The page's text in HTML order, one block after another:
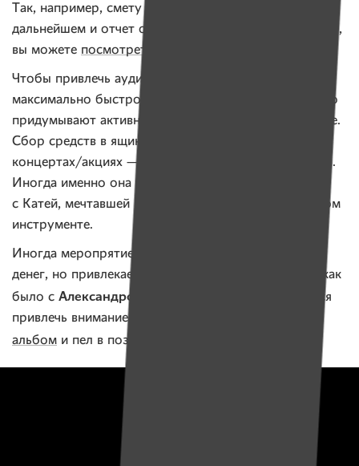
Так, например, смету проекта «Клубный дом» (а в
дальнейшем и отчет о потраченных пожертвованиях),
вы можете посмотреть здесь.
Чтобы привлечь аудитории и завершить сбор
максимально быстро, авторы каждого проекта часто
придумывают активности, в том числе и офлайновые.
Сбор средств в ящики на благотворительных
концертах/акциях — одна из форм выхода в офлайн.
Иногда именно она и срабатывает, как в истории
с Катей, мечтавшей научиться играть на музыкальном
инструменте.
Иногда меропрятие не срабатывает в плане сбора
денег, но привлекает больше внимание к персоне, как
было с Александром Солодухой
, когда он пытался
привлечь внимание к
альбом и пел в поземном переходе с гитарой